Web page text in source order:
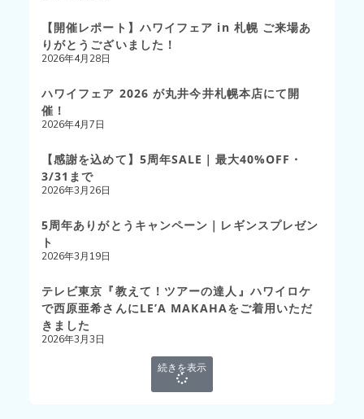
【開催レポート】ハワイフェア in 札幌 ご来場あ
りがとうございました！
2026年4月28日
ハワイフェア 2026 が丸井今井札幌本店にて開
催！
2026年4月7日
【感謝を込めて】5周年SALE｜最大40%OFF・
3/31まで
2026年3月26日
5周年ありがとうキャンペーン｜レギンスプレゼン
ト
2026年3月19日
テレビ東京『教えて！ツアーの達人』ハワイロケ
で西原亜希さんにLE’A MAKAHAをご着用いただ
きました
2026年3月3日
続きを表示